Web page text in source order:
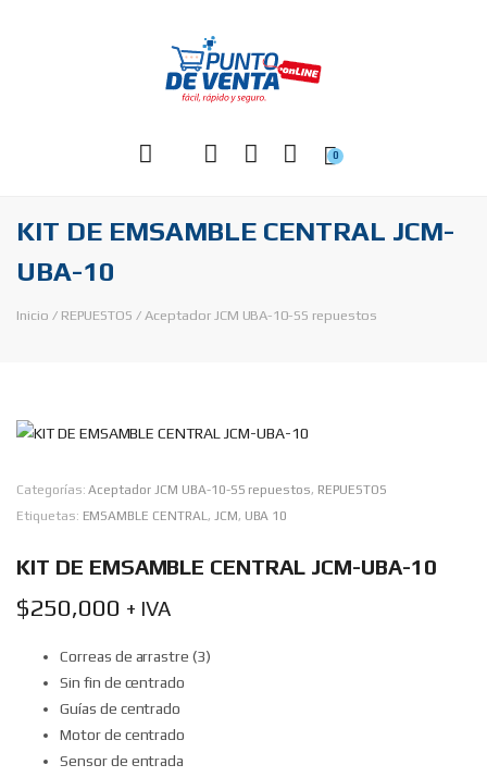
0
KIT DE EMSAMBLE CENTRAL JCM-
UBA-10
Inicio / REPUESTOS /Aceptador JCM UBA-10-SS repuestos
Categorías:Aceptador JCM UBA-10-SS repuestos, REPUESTOS
Etiquetas: EMSAMBLE CENTRAL, JCM, UBA 10
KIT DE EMSAMBLE CENTRAL JCM-UBA-10
$250,000 + IVA
Correas de arrastre (3)
Sin fin de centrado
Guías de centrado
Motor de centrado
Sensor de entrada